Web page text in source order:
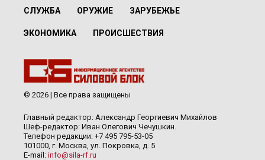
СЛУЖБА ОРУЖИЕ ЗАРУБЕЖЬЕ
ЭКОНОМИКА ПРОИСШЕСТВИЯ
© 2026 | Все права защищены
Главный редактор: Александр Георгиевич Михайлов
Шеф-редактор: Иван Олегович Чечушкин.
Телефон редакции: +7 495 795-53-05
101000, г. Москва, ул. Покровка, д. 5
E-mail: info@sila-rf.ru